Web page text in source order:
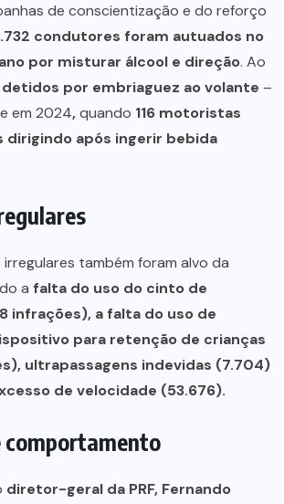
de conscientização e do reforço
condutores foram autuados no
por misturar álcool e direção. Ao
detidos por embriaguez ao volante –
em 2024,quando 116 motoristas
dirigindo após ingerir bebida
também foram alvo da
a falta do uso do cinto de
infrações), a falta do uso de
para retenção de crianças
ultrapassagens indevidas (7.704)
de velocidade (53.676).
comportamento
diretor-geral da PRF, Fernando